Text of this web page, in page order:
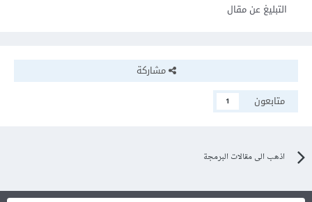
التبليغ عن مقال
مشاركة
متابعون
1
اذهب الى مقالات البرمجة